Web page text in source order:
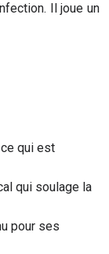
Il joue un
qui est
qui soulage la
pour ses